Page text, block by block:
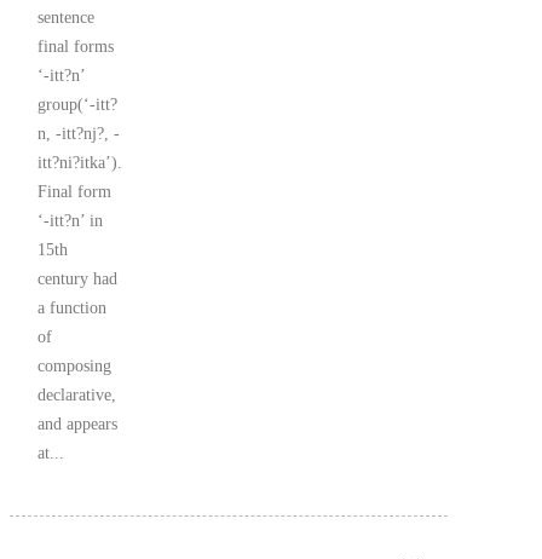
sentence
final forms
‘-itt?n’
group(‘-itt?
n, -itt?nj?, -
itt?ni?itka’).
Final form
‘-itt?n’ in
15th
century had
a function
of
composing
declarative,
and appears
at...